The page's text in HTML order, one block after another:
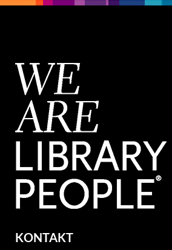
KONTAKT